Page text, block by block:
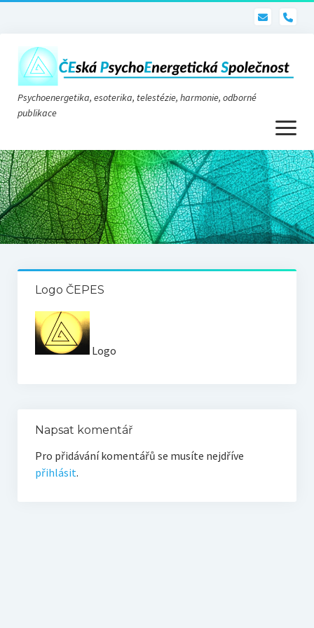
Psychoenergetika, esoterika, telestézie, harmonie, odborné
publikace
otevřít
menu
Psychoenergetika
O nás
O společnosti
Telestézie
O vodě ze studní
Proutkaření – historie
Kniha návštěv
Mapa – sídlo ČEPES
Logo ČEPES
Logo
Napsat komentář
Pro přidávání komentářů se musíte nejdříve
přihlásit.